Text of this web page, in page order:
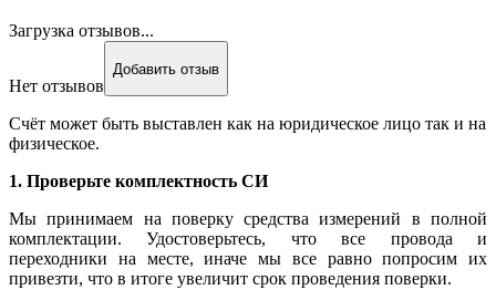
Загрузка отзывов...
Нет отзывов
Добавить отзыв
Счёт может быть выставлен как на юридическое лицо так и на
физическое.
1. Проверьте комплектность СИ
Мы принимаем на поверку средства измерений в полной
комплектации. Удостоверьтесь, что все провода и
переходники на месте, иначе мы все равно попросим их
привезти, что в итоге увеличит срок проведения поверки.